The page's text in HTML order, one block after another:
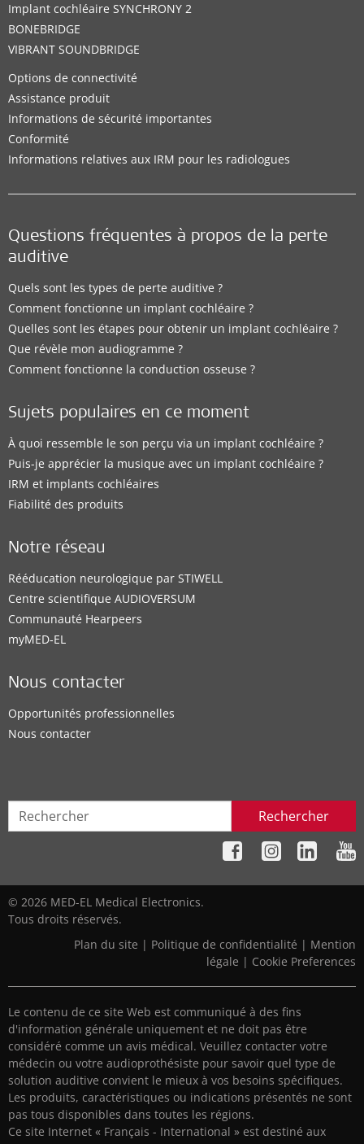
Implant cochléaire SYNCHRONY 2
BONEBRIDGE
VIBRANT SOUNDBRIDGE
Options de connectivité
Assistance produit
Informations de sécurité importantes
Conformité
Informations relatives aux IRM pour les radiologues
Questions fréquentes à propos de la perte
auditive
Quels sont les types de perte auditive ?
Comment fonctionne un implant cochléaire ?
Quelles sont les étapes pour obtenir un implant cochléaire ?
Que révèle mon audiogramme ?
Comment fonctionne la conduction osseuse ?
Sujets populaires en ce moment
À quoi ressemble le son perçu via un implant cochléaire ?
Puis-je apprécier la musique avec un implant cochléaire ?
IRM et implants cochléaires
Fiabilité des produits
Notre réseau
Rééducation neurologique par STIWELL
Centre scientifique AUDIOVERSUM
Communauté Hearpeers
myMED‑EL
Nous contacter
Opportunités professionnelles
Nous contacter
Rechercher
© 2026 MED-EL Medical Electronics.
Tous droits réservés.
Plan du site | Politique de confidentialité | Mention
légale | Cookie Preferences
Le contenu de ce site Web est communiqué à des fins
d'information générale uniquement et ne doit pas être
considéré comme un avis médical. Veuillez contacter votre
médecin ou votre audioprothésiste pour savoir quel type de
solution auditive convient le mieux à vos besoins spécifiques.
Les produits, caractéristiques ou indications présentés ne sont
pas tous disponibles dans toutes les régions.
Ce site Internet « Français - International » est destiné aux